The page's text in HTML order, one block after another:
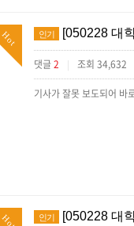
Hot 인기 [050228 대
댓글2 | 조회 34,632
Hot 인기 [050228 대